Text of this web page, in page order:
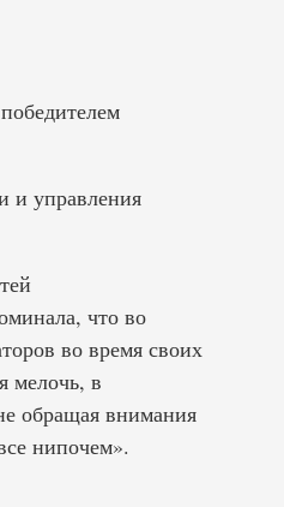
и управления
что во
во время своих
мелочь, в
обращая внимания
нипочем».